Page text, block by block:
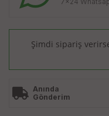
Şimdi sipariş
Anında
Gönderim